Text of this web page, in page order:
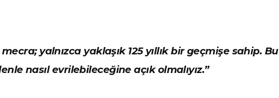
yalnızca yaklaşık 125 yıllık bir geçmişe sahip. Bu
nasıl evrilebileceğine açık olmalıyız.”